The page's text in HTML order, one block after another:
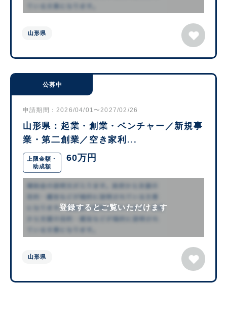
山形県
公募中
申請期間：2026/04/01〜2027/02/26
山形県：起業・創業・ベンチャー／新規事
業・第二創業／空き家利...
上限金額・
助成額
60万円
登録するとご覧いただけます
山形県